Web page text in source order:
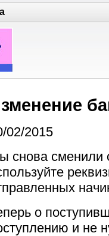
02/2015
снова сменили
о
и не